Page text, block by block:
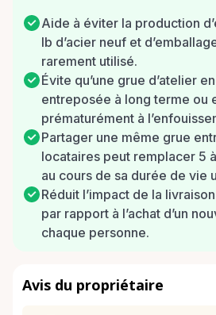
Aide à éviter la production
lb d’acier neuf et
rarement utilisé.
Évite qu’une grue d’atelier
entreposée à long terme ou
prématurément à
Partager une même grue
locataires peut remplacer 5
au cours de sa durée de vie
Réduit l’impact de la
par rapport à l’achat d’un
chaque personne.
Avis du propriétaire